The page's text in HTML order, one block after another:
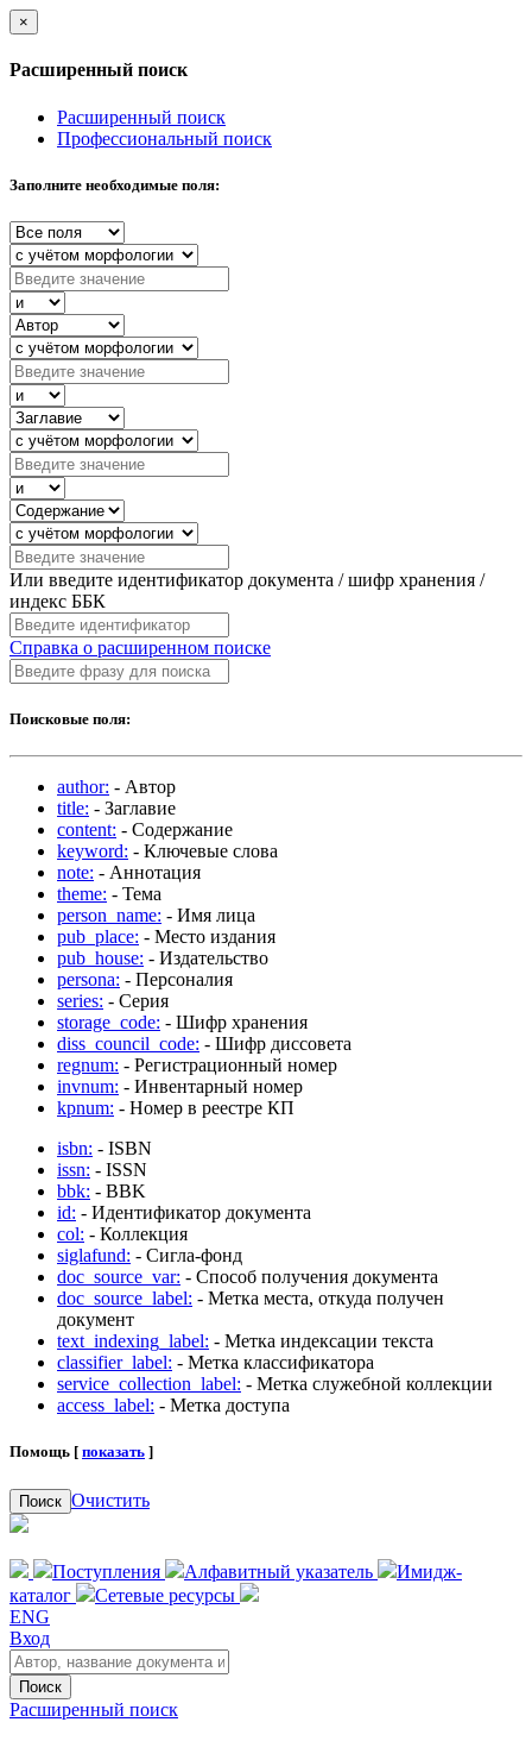
×
Расширенный поиск
Расширенный поиск
Профессиональный поиск
Заполните необходимые поля:
Или введите идентификатор документа / шифр хранения /
индекс ББК
Справка о расширенном поиске
Поисковые поля:
author: - Автор
title: - Заглавие
content: - Содержание
keyword: - Ключевые слова
note: - Аннотация
theme: - Тема
person_name: - Имя лица
pub_place: - Место издания
pub_house: - Издательство
persona: - Персоналия
series: - Серия
storage_code: - Шифр хранения
diss_council_code: - Шифр диссовета
regnum: - Регистрационный номер
invnum: - Инвентарный номер
kpnum: - Номер в реестре КП
isbn: - ISBN
issn: - ISSN
bbk: - BBK
id: - Идентификатор документа
col: - Коллекция
siglafund: - Сигла-фонд
doc_source_var: - Способ получения документа
doc_source_label: - Метка места, откуда получен
документ
text_indexing_label: - Метка индексации текста
classifier_label: - Метка классификатора
service_collection_label: - Метка служебной коллекции
access_label: - Метка доступа
Помощь [ показать ]
Поиск Очистить
Поступления Алфавитный указатель
Имидж-
каталог
Сетевые ресурсы
ENG
Вход
Поиск
Расширенный поиск